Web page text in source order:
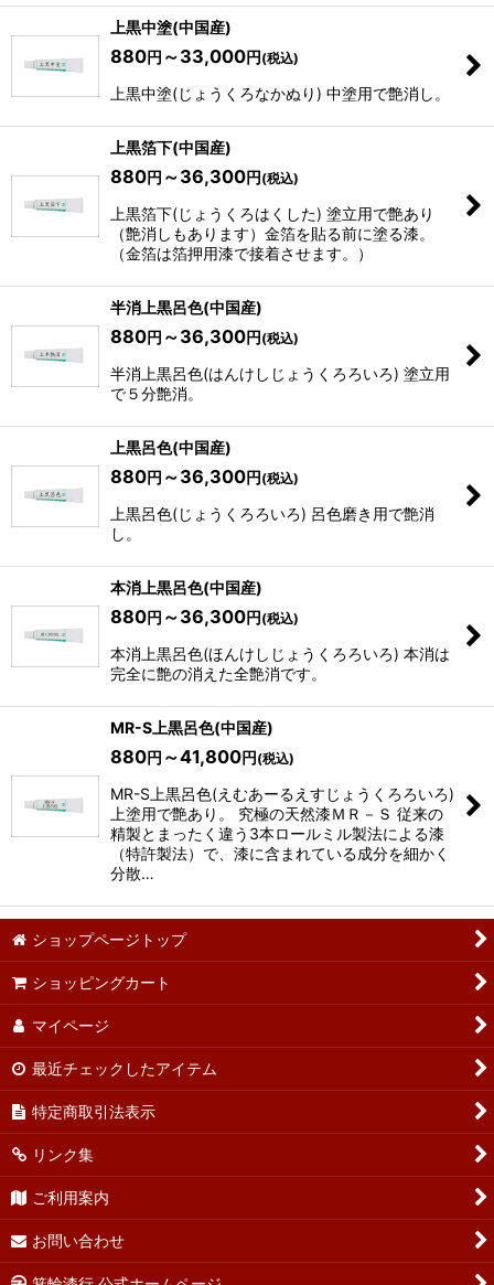
上黒中塗(中国産)
880円 ～33,000円(税込)
上黒中塗(じょうくろなかぬり) 中塗用で艶消し。
上黒箔下(中国産)
880円 ～36,300円(税込)
上黒箔下(じょうくろはくした) 塗立用で艶あり
（艶消しもあります）金箔を貼る前に塗る漆。
（金箔は箔押用漆で接着させます。）
半消上黒呂色(中国産)
880円 ～36,300円(税込)
半消上黒呂色(はんけしじょうくろろいろ) 塗立用
で５分艶消。
上黒呂色(中国産)
880円 ～36,300円(税込)
上黒呂色(じょうくろろいろ) 呂色磨き用で艶消
し。
本消上黒呂色(中国産)
880円 ～36,300円(税込)
本消上黒呂色(ほんけしじょうくろろいろ) 本消は
完全に艶の消えた全艶消です。
MR-S上黒呂色(中国産)
880円 ～41,800円(税込)
MR-S上黒呂色(えむあーるえすじょうくろろいろ)
上塗用で艶あり。 究極の天然漆ＭＲ－Ｓ 従来の
精製とまったく違う3本ロールミル製法による漆
（特許製法）で、漆に含まれている成分を細かく
分散…
ショップページトップ
ショッピングカート
マイページ
最近チェックしたアイテム
特定商取引法表示
リンク集
ご利用案内
お問い合わせ